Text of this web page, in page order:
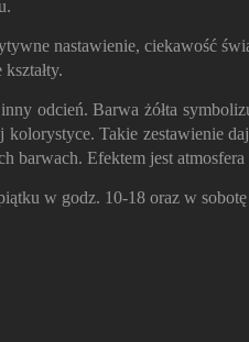
nastawienie, ciekawość
odcień. Barwa żółta
Takie zestawienie
barwach. Efektem jest
w godz. 10-18 oraz w